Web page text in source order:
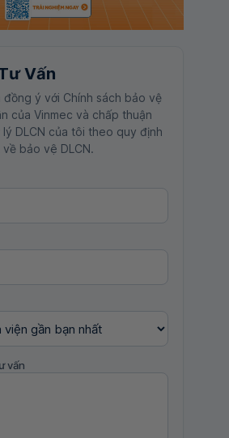
Vấn
ý với Chính sách bảo vệ
của Vinmec và chấp thuận
DLCN của tôi theo quy định
bảo vệ DLCN.
vấn